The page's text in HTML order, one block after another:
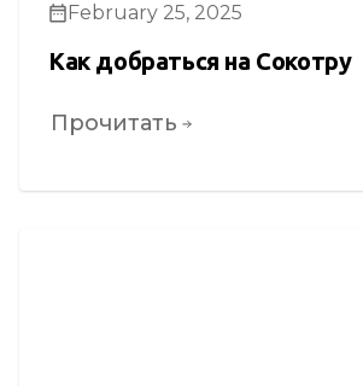
February 25, 2025
Как добраться на Сокотру
Прочитать